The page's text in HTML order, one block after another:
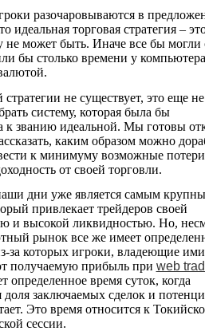
разочаровываются в
идеальная торговая стратегия –
не может быть. Иначе все бы могли
бы столько времени у
не существует, это еще не
систему, которая была бы
к званию идеальной. Мы готовы
каким образом можно
к минимуму возможные
от своей торговли.
дни уже является самым
привлекает трейдеров своей
и высокой ликвидностью. Но,
рынок все же имеет
за которых игроки, владеющие
получаемую прибыльпри web
определенное время суток, когда
заключаемых сделок и
Это время относится к
сессии.